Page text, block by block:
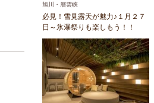
旭川・層雲峡
必見！雪見露天が魅力♪１月２７
日～氷瀑祭りも楽しもう！！